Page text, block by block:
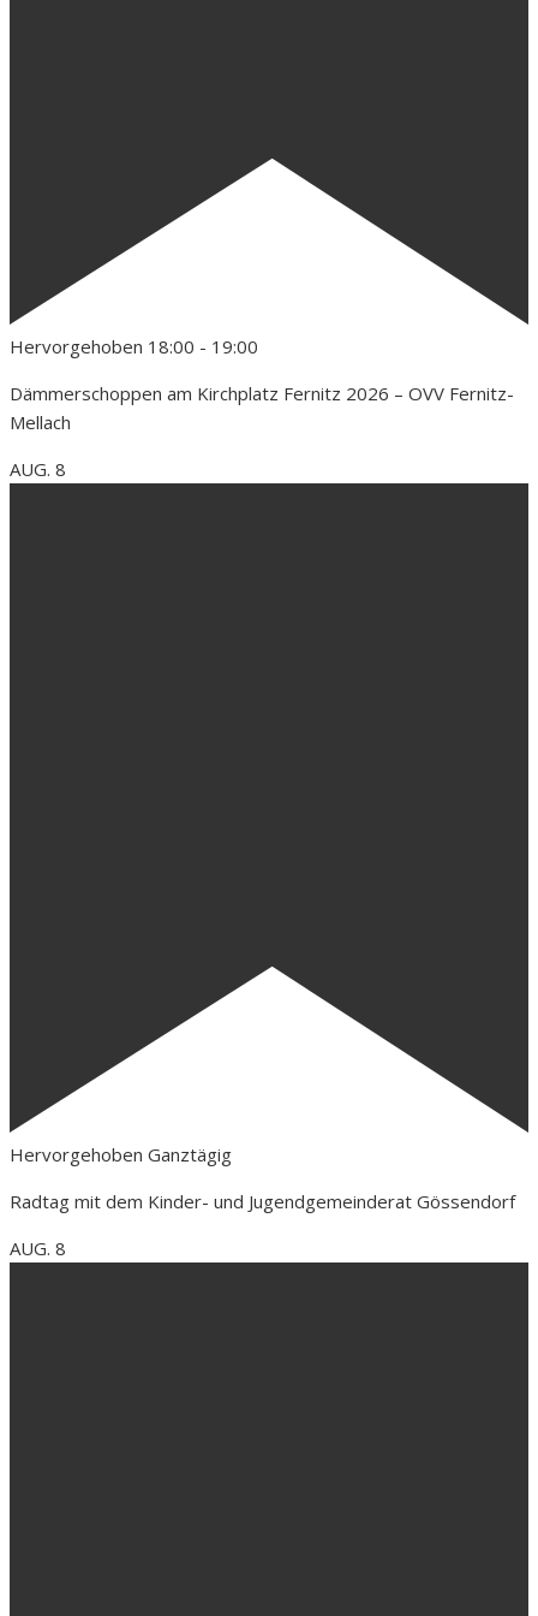
Hervorgehoben 18:00 - 19:00
Dämmerschoppen am Kirchplatz Fernitz 2026 – OVV Fernitz-
Mellach
AUG. 8
Hervorgehoben Ganztägig
Radtag mit dem Kinder- und Jugendgemeinderat Gössendorf
AUG. 8